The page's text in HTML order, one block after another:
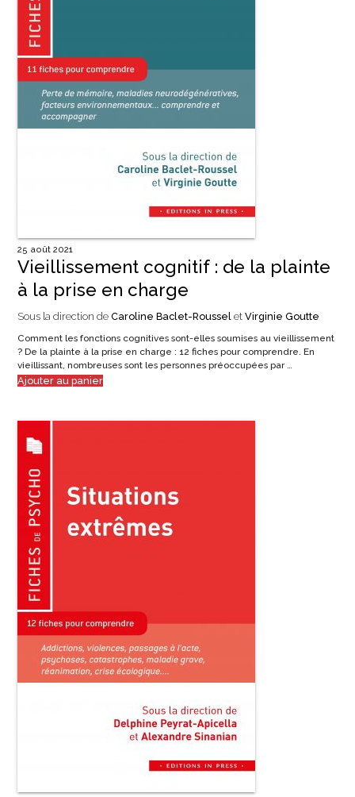
25 août 2021
Vieillissement cognitif : de la plainte
à la prise en charge
Sous la direction de Caroline Baclet-Rousselet Virginie Goutte
Comment les fonctions cognitives sont-elles soumises au vieillissement
? De la plainte à la prise en charge : 12 fiches pour comprendre. En
vieillissant, nombreuses sont les personnes préoccupées par …
Ajouter au panier